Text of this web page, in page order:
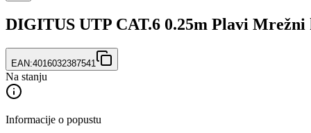
DIGITUS UTP CAT.6 0.25m Plavi Mrežni
EAN:4016032387541
Na stanju
Informacije o popustu